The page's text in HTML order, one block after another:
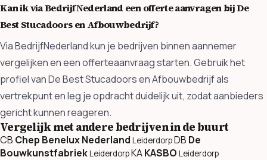
Kan ik via BedrijfNederland een offerte aanvragen bij De
Best Stucadoors en Afbouwbedrijf?
Via BedrijfNederland kun je bedrijven binnen aannemer
vergelijken en een offerteaanvraag starten. Gebruik het
profiel van De Best Stucadoors en Afbouwbedrijf als
vertrekpunt en leg je opdracht duidelijk uit, zodat aanbieders
gericht kunnen reageren.
Vergelijk met andere bedrijven in de buurt
CB Chep Benelux Nederland LeiderdorpDB De
BouwkunstfabriekLeiderdorpKAKASBO Leiderdorp